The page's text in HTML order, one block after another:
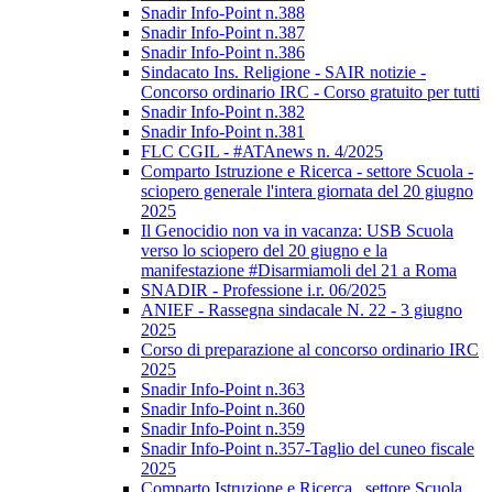
Snadir Info-Point n.388
Snadir Info-Point n.387
Snadir Info-Point n.386
Sindacato Ins. Religione - SAIR notizie -
Concorso ordinario IRC - Corso gratuito per tutti
Snadir Info-Point n.382
Snadir Info-Point n.381
FLC CGIL - #ATAnews n. 4/2025
Comparto Istruzione e Ricerca - settore Scuola -
sciopero generale l'intera giornata del 20 giugno
2025
Il Genocidio non va in vacanza: USB Scuola
verso lo sciopero del 20 giugno e la
manifestazione #Disarmiamoli del 21 a Roma
SNADIR - Professione i.r. 06/2025
ANIEF - Rassegna sindacale N. 22 - 3 giugno
2025
Corso di preparazione al concorso ordinario IRC
2025
Snadir Info-Point n.363
Snadir Info-Point n.360
Snadir Info-Point n.359
Snadir Info-Point n.357-Taglio del cuneo fiscale
2025